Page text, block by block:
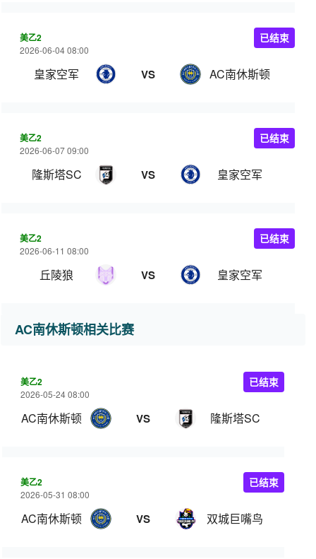
美乙2
2026-06-04 08:00
皇家空军 VS AC南休斯顿
已结束
美乙2
2026-06-07 09:00
隆斯塔SC VS 皇家空军
已结束
美乙2
2026-06-11 08:00
丘陵狼 VS 皇家空军
已结束
AC南休斯顿相关比赛
美乙2
2026-05-24 08:00
AC南休斯顿 VS 隆斯塔SC
已结束
美乙2
2026-05-31 08:00
AC南休斯顿 VS 双城巨嘴鸟
已结束